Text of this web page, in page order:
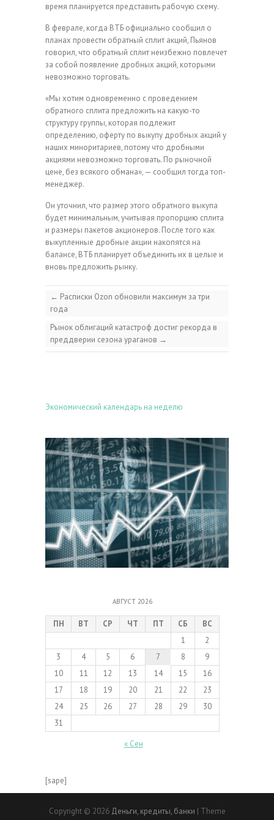
время планируется представить рабочую схему.
В феврале, когда ВТБ официально сообщил о
планах провести обратный сплит акций, Пьянов
говорил, что обратный сплит неизбежно повлечет
за собой появление дробных акций, которыми
невозможно торговать.
«Мы хотим одновременно с проведением
обратного сплита предложить на какую-то
структуру группы, которая подлежит
определению, оферту по выкупу дробных акций у
наших миноритариев, потому что дробными
акциями невозможно торговать. По рыночной
цене, без всякого обмана», — сообщил тогда топ-
менеджер.
Он уточнил, что размер этого обратного выкупа
будет минимальным, учитывая пропорцию сплита
и размеры пакетов акционеров. После того как
выкупленные дробные акции накопятся на
балансе, ВТБ планирует объединить их в целые и
вновь предложить рынку.
← Расписки Ozon обновили максимум за три
года
Рынок облигаций катастроф достиг рекорда в
преддверии сезона ураганов →
Экономический календарь на неделю
АВГУСТ 2026
ПН ВТ СР ЧТ ПТ СБ
ВС
1
2
3
4 5 6 7 8
9
10
11 12 13 14 15
16
17
18 19 20 21 22
23
24
25 26 27 28 29
30
31
« Сен
[sape]
Copyright © 2026 Деньги, кредиты, банки | Theme